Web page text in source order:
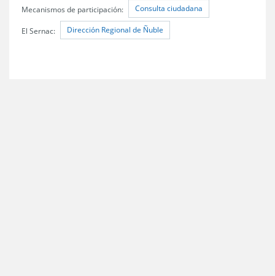
Mecanismos de participación: Consulta ciudadana
El Sernac: Dirección Regional de Ñuble